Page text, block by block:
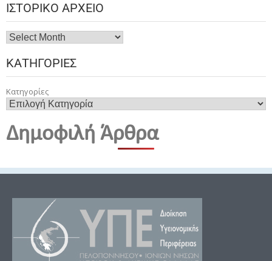
ΙΣΤΟΡΙΚΌ ΑΡΧΕΊΟ
ΚΑΤΗΓΟΡΊΕΣ
Κατηγορίες
Δημοφιλή Άρθρα